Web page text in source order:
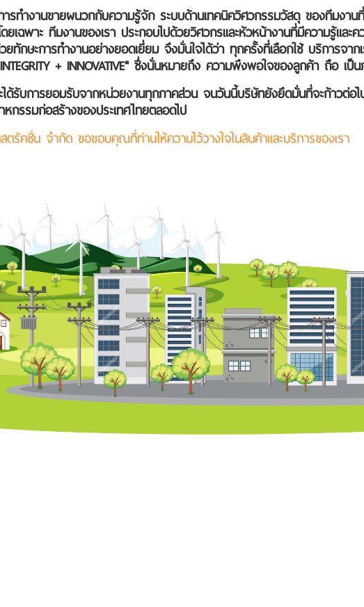
รทำงานขายผนวกกับความรู้จัก ระบบด้านเทคนิควิศวกรรมวัสดุ ของทีมง
เฉพาะ ทีมงานของเรา ประกอบไปด้วยวิศวกรและหัวหน้างานที่มีความรู้แ
ทักษะการทำงานอย่างยอดเยี่ยม จึงมั่นใจได้ว่า ทุกครั้งที่เลือกใช้ บริการจ
+ INNOVATIVE" ซึ่งนั่นหมายถึง ความพึงพอใจของลูกค้า ถือ เป็
ได้รับการยอมรับจากหน่วยงานทุกภาคส่วน จนวันนี้บริษัทยังยึดมั่นที่จะก้าว
กรรมก่อสร้างของประเทศไทยตลอดไป
รัคชั่น จำกัด ขอขอบคุณที่ท่านให้ความไว้วางใจในสินค้าและบริการของเรา